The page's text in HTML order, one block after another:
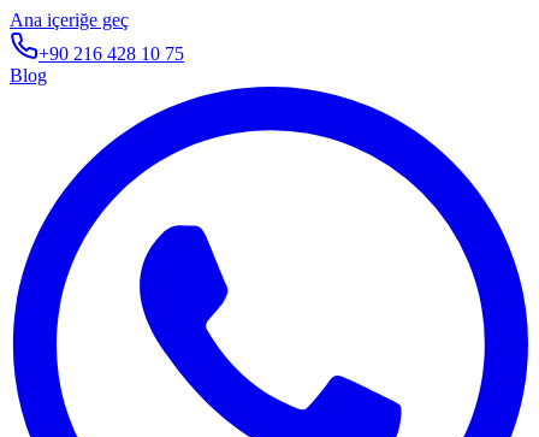
Ana içeriğe geç
+90 216 428 10 75
Blog